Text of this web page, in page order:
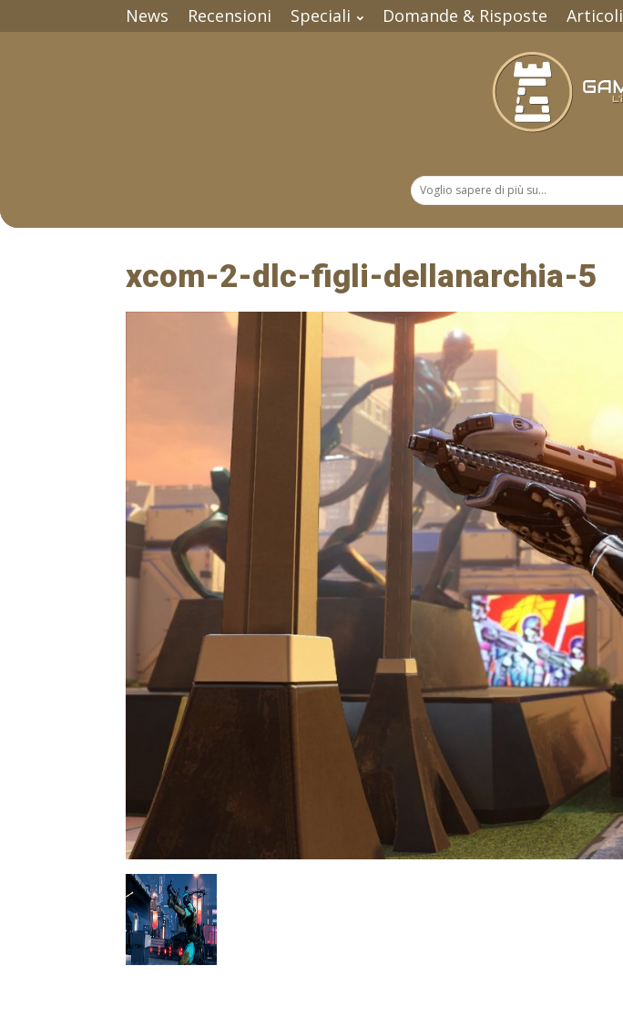
News Recensioni Speciali Domande & Risposte Articoli
xcom-2-dlc-figli-dellanarchia-5